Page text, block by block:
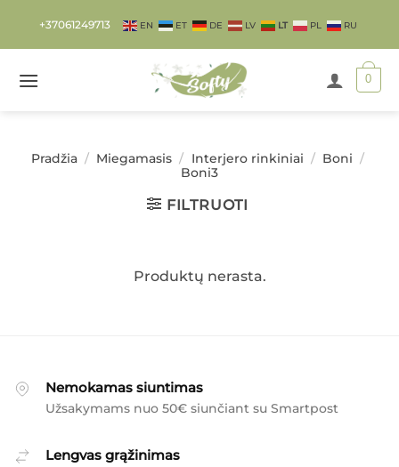
content
+37061249713 EN ET DE LV LT PL RU
0
Pradžia / Miegamasis / Interjero rinkiniai / Boni /
Boni3
FILTRUOTI
Produktų nerasta.
Nemokamas siuntimas
Užsakymams nuo 50€ siunčiant su Smartpost
Lengvas grąžinimas